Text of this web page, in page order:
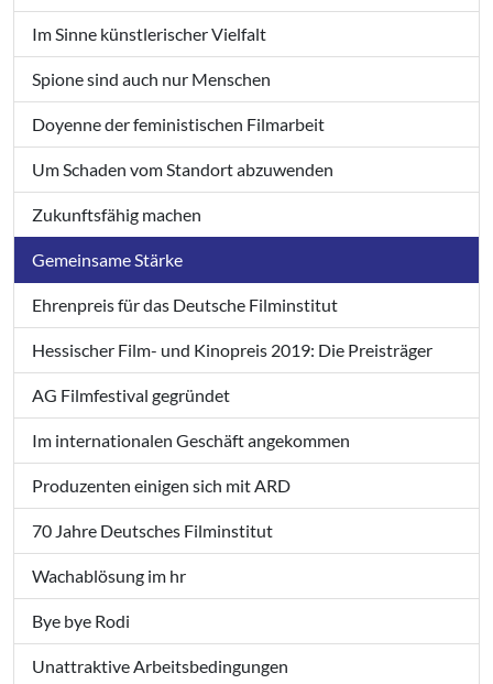
Im Sinne künstlerischer Vielfalt
Spione sind auch nur Menschen
Doyenne der feministischen Filmarbeit
Um Schaden vom Standort abzuwenden
Zukunftsfähig machen
Gemeinsame Stärke
Ehrenpreis für das Deutsche Filminstitut
Hessischer Film- und Kinopreis 2019: Die Preisträger
AG Filmfestival gegründet
Im internationalen Geschäft angekommen
Produzenten einigen sich mit ARD
70 Jahre Deutsches Filminstitut
Wachablösung im hr
Bye bye Rodi
Unattraktive Arbeitsbedingungen